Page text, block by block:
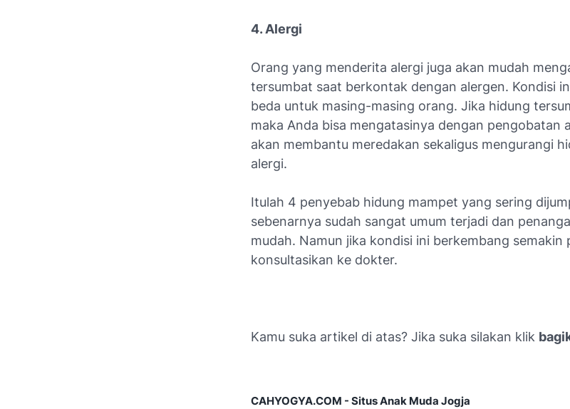
4. Alergi
Orang yang menderita alergi juga akan mudah
tersumbat saat berkontak dengan alergen. Kondisi
beda untuk masing-masing orang. Jika hidung
maka Anda bisa mengatasinya dengan pengobatan
akan membantu meredakan sekaligus mengurangi
alergi.
Itulah 4 penyebab hidung mampet yang sering
sebenarnya sudah sangat umum terjadi dan
mudah. Namun jika kondisi ini berkembang semakin
konsultasikan ke dokter.
Kamu suka artikel di atas? Jika suka silakan klik
CAHYOGYA.COM - Situs Anak Muda Jogja